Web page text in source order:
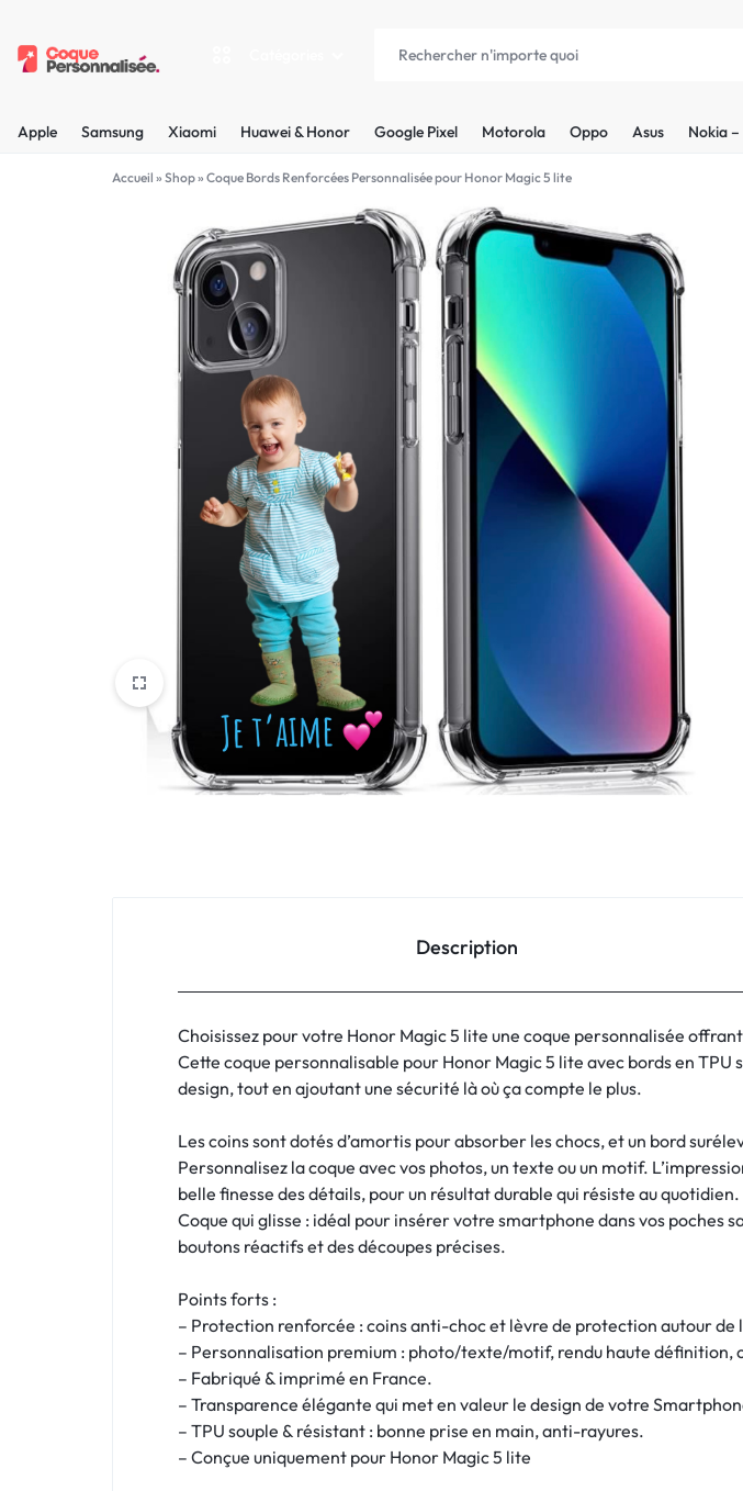
PLUS
BELLES
PERSONNALISÉES
Samsung
Xiaomi
Huawei & Honor
Google Pixel
Motorola
Oppo
Asus
Nokia – HMD
OnePlus
Realme
Apple Samsung Xiaomi Huawei & Honor Google Pixel Motorola Oppo Asus Nokia
Accueil » Shop» Coque Bords Renforcées Personnalisée pour Honor Magic 5 lite
Description
Choisissez pour votre Honor Magic 5 lite une coque personnalisée
Cette coque personnalisable pour Honor Magic 5 lite avec bords en
design, tout en ajoutant une sécurité là où ça compte le plus.
Les coins sont dotés d’amortis pour absorber les chocs, et un bord
Personnalisez la coque avec vos photos, un texte ou un motif.
belle finesse des détails, pour un résultat durable qui résiste au quotidien.
Coque qui glisse : idéal pour insérer votre smartphone dans vos poches
boutons réactifs et des découpes précises.
Points forts :
– Protection renforcée : coins anti-choc et lèvre de protection autour de
– Personnalisation premium : photo/texte/motif, rendu haute définition,
– Fabriqué & imprimé en France.
– Transparence élégante qui met en valeur le design de votre
– TPU souple & résistant : bonne prise en main, anti-rayures.
– Conçue uniquement pour Honor Magic 5 lite